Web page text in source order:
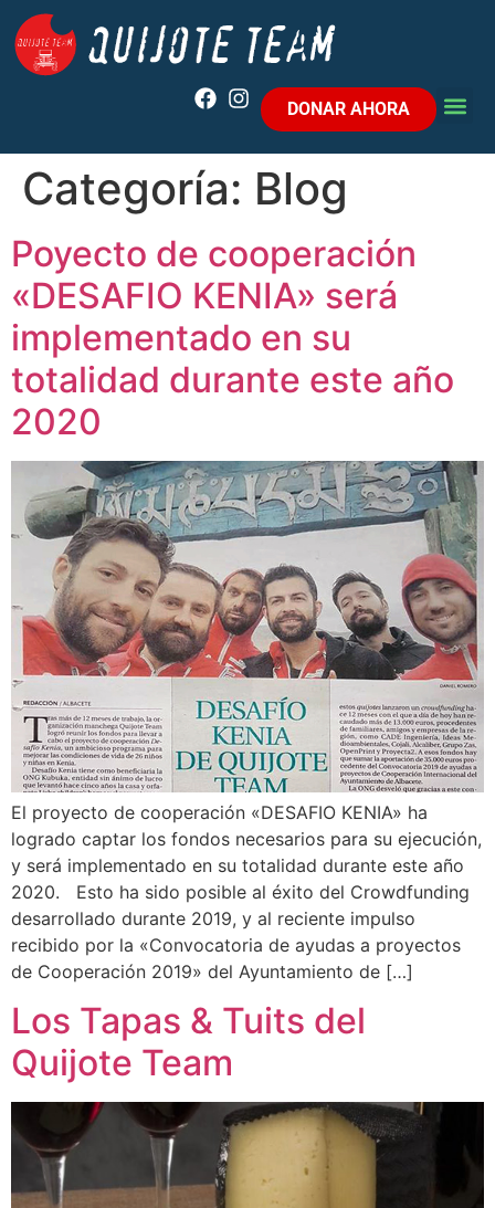
DONAR AHORA
Categoría: Blog
Poyecto de cooperación
«DESAFIO KENIA» será
implementado en su
totalidad durante este año
2020
El proyecto de cooperación «DESAFIO KENIA» ha
logrado captar los fondos necesarios para su ejecución,
y será implementado en su totalidad durante este año
2020. Esto ha sido posible al éxito del Crowdfunding
desarrollado durante 2019, y al reciente impulso
recibido por la «Convocatoria de ayudas a proyectos
de Cooperación 2019» del Ayuntamiento de […]
Los Tapas & Tuits del
Quijote Team